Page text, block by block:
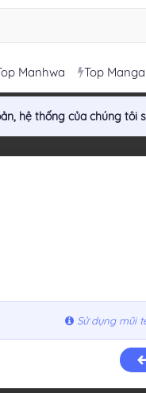
Manhwa Top Manga
hệ thống của chúng tôi
Sử dụng mũi